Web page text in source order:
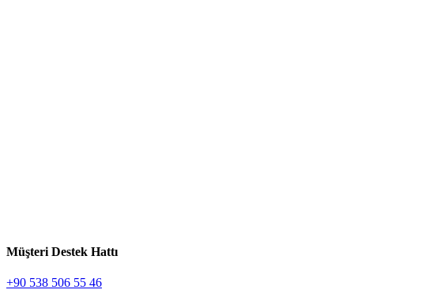
Müşteri Destek Hattı
+90 538 506 55 46